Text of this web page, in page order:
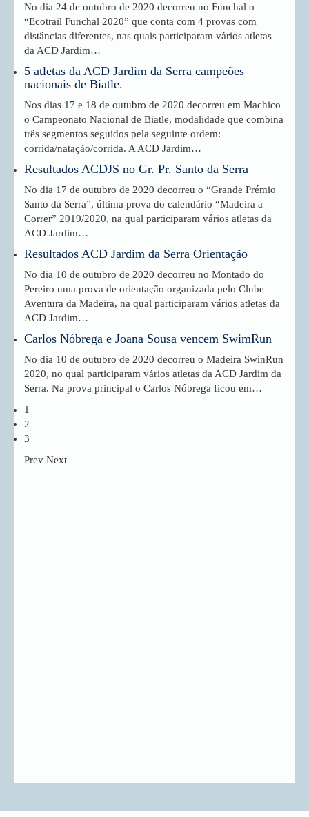
No dia 24 de outubro de 2020 decorreu no Funchal o
“Ecotrail Funchal 2020” que conta com 4 provas com
distâncias diferentes, nas quais participaram vários atletas
da ACD Jardim…
5 atletas da ACD Jardim da Serra campeões
nacionais de Biatle.
Nos dias 17 e 18 de outubro de 2020 decorreu em Machico
o Campeonato Nacional de Biatle, modalidade que combina
três segmentos seguidos pela seguinte ordem:
corrida/natação/corrida. A ACD Jardim…
Resultados ACDJS no Gr. Pr. Santo da Serra
No dia 17 de outubro de 2020 decorreu o “Grande Prémio
Santo da Serra”, última prova do calendário “Madeira a
Correr” 2019/2020, na qual participaram vários atletas da
ACD Jardim…
Resultados ACD Jardim da Serra Orientação
No dia 10 de outubro de 2020 decorreu no Montado do
Pereiro uma prova de orientação organizada pelo Clube
Aventura da Madeira, na qual participaram vários atletas da
ACD Jardim…
Carlos Nóbrega e Joana Sousa vencem SwimRun
No dia 10 de outubro de 2020 decorreu o Madeira SwinRun
2020, no qual participaram vários atletas da ACD Jardim da
Serra. Na prova principal o Carlos Nóbrega ficou em…
1
2
3
Prev Next